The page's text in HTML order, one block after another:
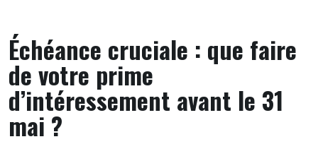
Échéance cruciale : que faire
de votre prime
d’intéressement avant le 31
mai ?